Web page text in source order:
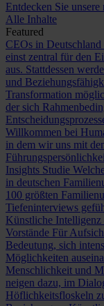
Entdecken Sie
Alle Inhalte
Featured
CEOs in
einst zentral für den
aus. Stattdessen
und
Transformation
der sich
Willkommen bei
in dem wir uns mit
Insights Studie
in deutschen
100 größten
Tiefeninterviews
Künstliche Intelligenz
Vorstände Für
Bedeutung, sich
Möglichkeiten
Menschlichkeit und
neigen dazu, im
Höflichkeitsfloskeln